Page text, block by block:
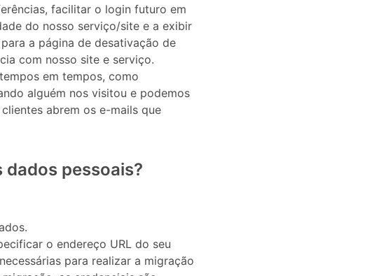
facilitar o login futuro em
do nosso serviço/site e a exibir
a página de desativação de
com nosso site e serviço.
em tempos, como
alguém nos visitou e podemos
abrem os e-mails que
pessoais?
o endereço URL do seu
para realizar a migração